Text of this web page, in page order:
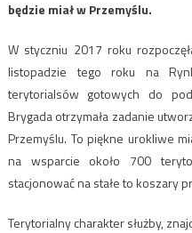
będzie miał w Przemyślu.
W styczniu 2017 roku
listopadzie tego roku na
terytorialsów gotowych do
Brygada otrzymała zadanie
Przemyślu. To piękne urokliwe
na wsparcie około 700
stacjonować na stałe to koszary
Terytorialny charakter służby,